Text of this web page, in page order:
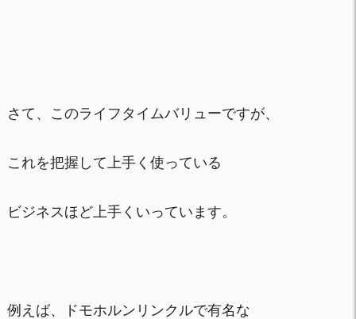
さて、このライフタイムバリューですが、
これを把握して上手く使っている
ビジネスほど上手くいっています。
例えば、ドモホルンリンクルで有名な